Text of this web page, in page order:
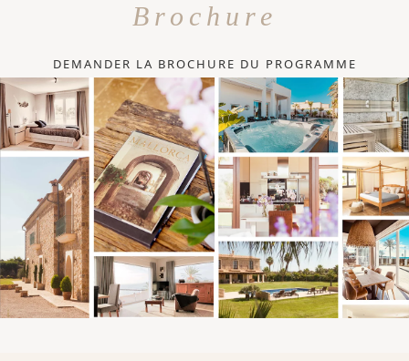
Brochure
DEMANDER LA BROCHURE DU PROGRAMME